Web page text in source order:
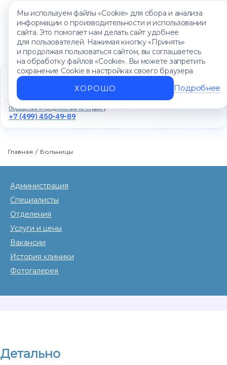
Мы используем файлы «Cookie» для сбора и анализа
информации о производительности и использовании
сайта. Это помогает нам делать сайт удобнее
для пользователей. Нажимая кнопку «Принять»
и продолжая пользоваться сайтом, вы соглашаетесь
на обработку файлов «Cookie». Вы можете запретить
сохранение Cookie в настройках своего браузера
ХОРОШО Подробнее
Единый контакт-центр
+7 (499) 450-88-89
Ежедневно с 8:00 до 20:00
Обращения и предложения по сервису
+7 (499) 450-49-89
Главная / Больницы
Детально
Администрация
Специалисты
Отделения
Услуги и цены
Вакансии
История клиники
Фотогалерея